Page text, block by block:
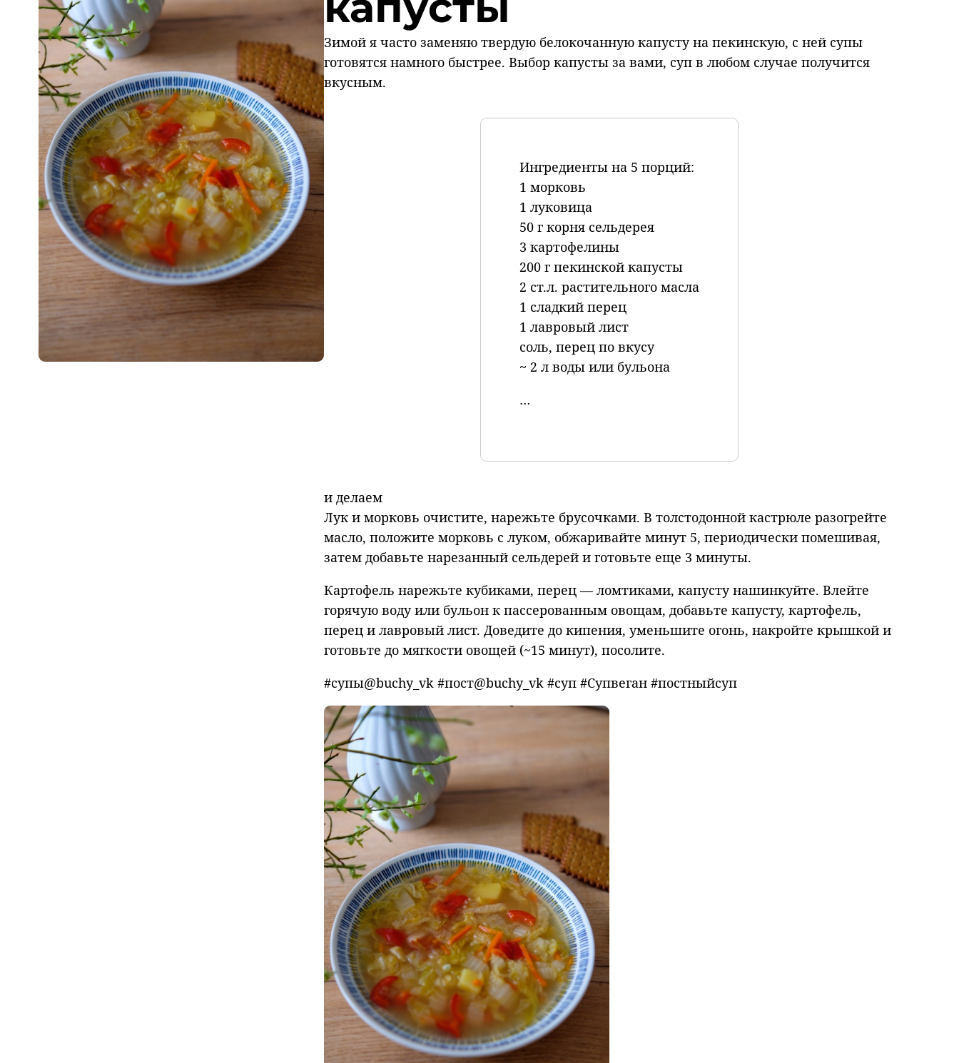
Зимой я часто заменяю твердую белокочанную капусту на пекинскую, с ней супы
готовятся намного быстрее. Выбор капусты за вами, суп в любом случае получится
вкусным.
Ингредиенты на 5 порций:
1 морковь
1 луковица
50 г корня сельдерея
3 картофелины
200 г пекинской капусты
2 ст.л. растительного масла
1 сладкий перец
1 лавровый лист
соль, перец по вкусу
~ 2 л воды или бульона
…
и делаем
Лук и морковь очистите, нарежьте брусочками. В толстодонной кастрюле разогрейте
масло, положите морковь с луком, обжаривайте минут 5, периодически помешивая,
затем добавьте нарезанный сельдерей и готовьте еще 3 минуты.
Картофель нарежьте кубиками, перец — ломтиками, капусту нашинкуйте. Влейте
горячую воду или бульон к пассерованным овощам, добавьте капусту, картофель,
перец и лавровый лист. Доведите до кипения, уменьшите огонь, накройте крышкой и
готовьте до мягкости овощей (~15 минут), посолите.
#супы@buchy_vk #пост@buchy_vk #суп #Супвеган #постныйсуп